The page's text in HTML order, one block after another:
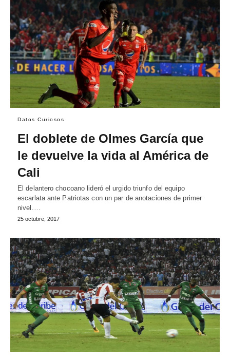
Datos Curiosos
El doblete de Olmes García que
le devuelve la vida al América de
Cali
El delantero chocoano lideró el urgido triunfo del equipo
escarlata ante Patriotas con un par de anotaciones de primer
nivel.…
25 octubre, 2017